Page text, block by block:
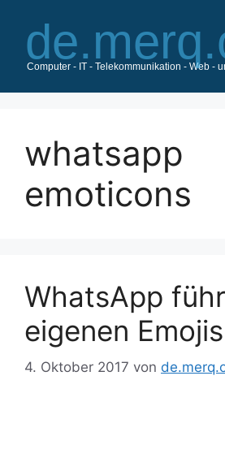
Inhalt
springen
whatsapp
emoticons
WhatsApp
eigenen
4. Oktober 2017 von